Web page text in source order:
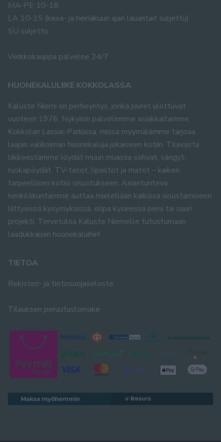
MA-PE 10-18
LA 10-15 (kesä- ja heinäkuun ajan lauantait suljettu)
SU suljettu
Verkkokauppa palvelee 24/7
HUONEKALULIIKE KOKKOLASSA
Kaluste Niemi on perheyritys, jonka juuret ulottuvat
vuoteen 1976. Nykyisin palvelemme asiakkaitamme
Kokkolan Lassie-Parkissa, missä myymälämme tarjoaa
laajan valikoiman huonekaluja jokaiseen kotiin. Tilavasta
liikkeestämme löydät muun muassa sohvat, sängyt,
ruokapöydät, TV-tasot, lipastot ja matot – kaiken
tarpeellisen kotisi sisustukseen. Asiantunteva
henkilökuntamme auttaa mielellään kaikissa sisustamiseen
liittyvissä kysymyksissä, olipa kyseessä pieni tai suuri
projekti. Tervetuloa Kaluste Niemelle tutustumaan
laadukkaisiin huonekaluihin!
TIETOA
Rekisteri- ja tietosuojaseloste
Tilauksen peruutuslomake